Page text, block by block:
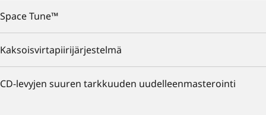
Space Tune™
Kaksoisvirtapiirijärjestelmä
CD-levyjen suuren tarkkuuden uudelleenmasterointi